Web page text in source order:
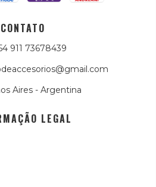
CONTATO
911 73678439
Aires - Argentina
LEGAL